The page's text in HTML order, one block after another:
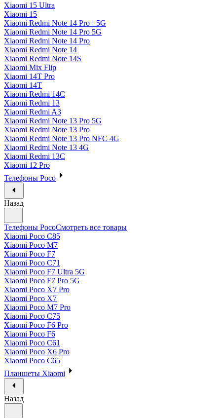
Xiaomi 15 Ultra
Xiaomi 15
Xiaomi Redmi Note 14 Pro+ 5G
Xiaomi Redmi Note 14 Pro 5G
Xiaomi Redmi Note 14 Pro
Xiaomi Redmi Note 14
Xiaomi Redmi Note 14S
Xiaomi Mix Flip
Xiaomi 14T Pro
Xiaomi 14T
Xiaomi Redmi 14C
Xiaomi Redmi 13
Xiaomi Redmi A3
Xiaomi Redmi Note 13 Pro 5G
Xiaomi Redmi Note 13 Pro
Xiaomi Redmi Note 13 Pro NFC 4G
Xiaomi Redmi Note 13 4G
Xiaomi Redmi 13C
Xiaomi 12 Pro
Телефоны Poco
Назад
Телефоны PocoСмотреть все товары
Xiaomi Poco C85
Xiaomi Poco M7
Xiaomi Poco F7
Xiaomi Poco C71
Xiaomi Poco F7 Ultra 5G
Xiaomi Poco F7 Pro 5G
Xiaomi Poco X7 Pro
Xiaomi Poco X7
Xiaomi Poco M7 Pro
Xiaomi Poco C75
Xiaomi Poco F6 Pro
Xiaomi Poco F6
Xiaomi Poco C61
Xiaomi Poco X6 Pro
Xiaomi Poco C65
Планшеты Xiaomi
Назад